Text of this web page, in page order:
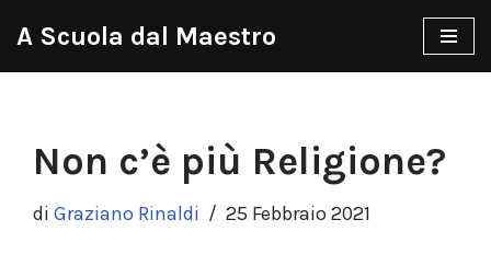
A Scuola dal Maestro
Non c’è più Religione?
di Graziano Rinaldi 25 Febbraio 2021